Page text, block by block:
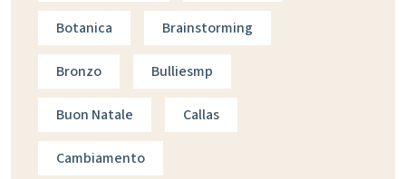
Botanica Brainstorming
Bronzo Bulliesmp
Buon Natale Callas
Cambiamento